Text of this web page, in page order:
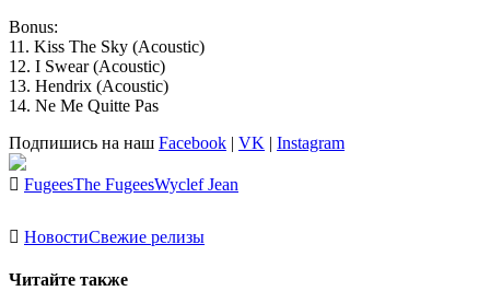
Bonus:
11. Kiss The Sky (Acoustic)
12. I Swear (Acoustic)
13. Hendrix (Acoustic)
14. Ne Me Quitte Pas
Подпишись на наш Facebook | VK | Instagram
FugeesThe FugeesWyclef Jean
НовостиСвежие релизы
Читайте также